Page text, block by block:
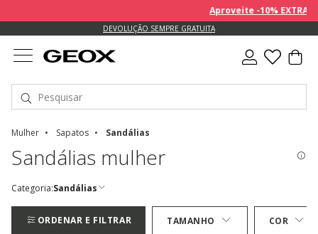
Aproveite -10% EXTRA
DEVOLUÇÃO SEMPRE GRATUITA
Mulher Sapatos Sandálias
Sandálias mulher
Categoria:Sandálias
ORDENAR E FILTRAR TAMANHO
COR